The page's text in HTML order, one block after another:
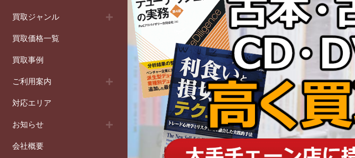
買取ジャンル
買取価格一覧
買取事例
ご利用案内
対応エリア
お知らせ
会社概要